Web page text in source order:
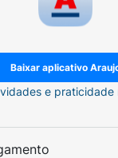
Baixar aplicativo
e praticidade